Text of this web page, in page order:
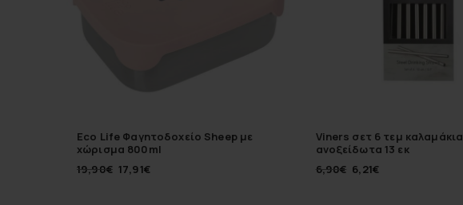
Eco Life Φαγητοδοχείο Sheep με
χώρισμα 800ml
19,90€ 17,91€
Viners σετ 6 τεμ καλαμάκια
ανοξείδωτα 13 εκ
6,90€ 6,21€